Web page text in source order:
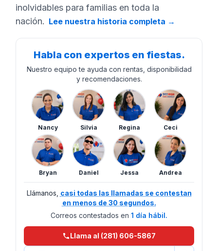
inolvidables para familias en toda la
nación. Lee nuestra historia completa →
Habla con expertos en fiestas.
Nuestro equipo te ayuda con rentas, disponibilidad
y recomendaciones.
Nancy Silvia Regina Ceci
Bryan Daniel Jessa Andrea
Llámanos, casi todas las llamadas se contestan
en menos de 30 segundos.
Correos contestados en 1 día hábil.
Llama al (281) 606-5867